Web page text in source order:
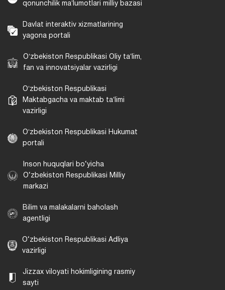
qonunchilik maʼlumotlari milliy bazasi
Davlat interaktiv xizmatlarining
yagona portali
Oʻzbekiston Respublikasi Oliy taʼlim,
fan va innovatsiyalar vazirligi
Oʻzbekiston Respublikasi
Maktabgacha va maktab taʼlimi
vazirligi
Oʻzbekiston Respublikasi Hukumat
portali
Inson huquqlari bo‘yicha
O‘zbekiston Respublikasi Milliy
markazi
Bilim va malakalarni baholash
agentligi
O‘zbekiston Respublikasi Adliya
vazirligi
Jizzax viloyati hokimligining rasmiy
sayti